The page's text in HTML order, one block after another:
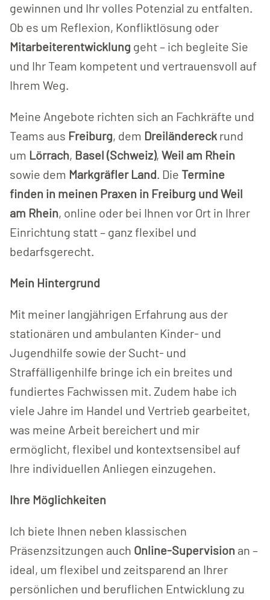
gewinnen und Ihr volles Potenzial zu entfalten.
Ob es um Reflexion, Konfliktlösung oder
Mitarbeiterentwicklung geht – ich begleite Sie
und Ihr Team kompetent und vertrauensvoll auf
Ihrem Weg.
Meine Angebote richten sich an Fachkräfte und
Teams aus Freiburg, dem Dreiländereck rund
um Lörrach, Basel (Schweiz), Weil am Rhein
sowie dem Markgräfler Land. Die Termine
finden in meinen Praxen in Freiburg und Weil
am Rhein, online oder bei Ihnen vor Ort in Ihrer
Einrichtung statt – ganz flexibel und
bedarfsgerecht.
Mein Hintergrund
Mit meiner langjährigen Erfahrung aus der
stationären und ambulanten Kinder- und
Jugendhilfe sowie der Sucht- und
Straffälligenhilfe bringe ich ein breites und
fundiertes Fachwissen mit. Zudem habe ich
viele Jahre im Handel und Vertrieb gearbeitet,
was meine Arbeit bereichert und mir
ermöglicht, flexibel und kontextsensibel auf
Ihre individuellen Anliegen einzugehen.
Ihre Möglichkeiten
Ich biete Ihnen neben klassischen
Präsenzsitzungen auch Online-Supervision an –
ideal, um flexibel und zeitsparend an Ihrer
persönlichen und beruflichen Entwicklung zu